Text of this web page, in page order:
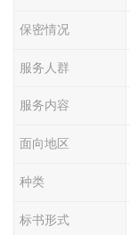
保密情况
服务人群
服务内容
面向地区
种类
标书形式